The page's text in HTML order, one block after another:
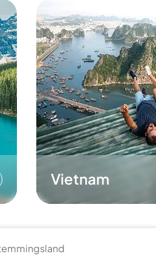
Vietnam